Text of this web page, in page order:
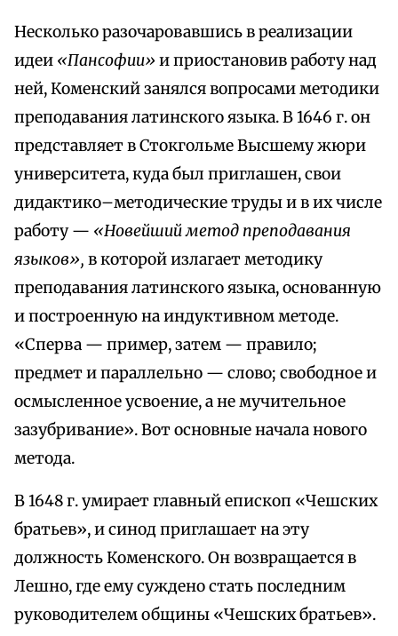
Несколько разочаровавшись в реализации
идеи «Пансофии» и приостановив работу над
ней, Коменский занялся вопросами методики
преподавания латинского языка. В 1646 г. он
представляет в Стокгольме Высшему жюри
университета, куда был приглашен, свои
дидактико–методические труды и в их числе
работу — «Новейший метод преподавания
языков», в которой излагает методику
преподавания латинского языка, основанную
и построенную на индуктивном методе.
«Сперва — пример, затем — правило;
предмет и параллельно — слово; свободное и
осмысленное усвоение, а не мучительное
зазубривание». Вот основные начала нового
метода.
В 1648 г. умирает главный епископ «Чешских
братьев», и синод приглашает на эту
должность Коменского. Он возвращается в
Лешно, где ему суждено стать последним
руководителем общины «Чешских братьев».